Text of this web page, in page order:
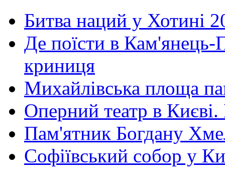
Битва наций у Хотині
Де поїсти в Кам'янець-
криниця
Михайлівська площа
Оперний театр в
Пам'ятник Богдану
Софіївський собор у